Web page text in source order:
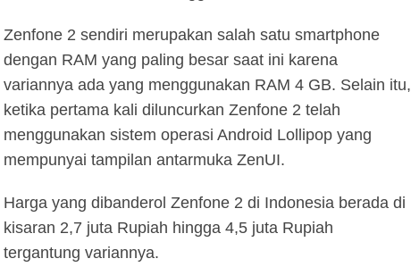
Zenfone 2 sendiri merupakan salah satu smartphone
dengan RAM yang paling besar saat ini karena
variannya ada yang menggunakan RAM 4 GB. Selain itu,
ketika pertama kali diluncurkan Zenfone 2 telah
menggunakan sistem operasi Android Lollipop yang
mempunyai tampilan antarmuka ZenUI.
Harga yang dibanderol Zenfone 2 di Indonesia berada di
kisaran 2,7 juta Rupiah hingga 4,5 juta Rupiah
tergantung variannya.